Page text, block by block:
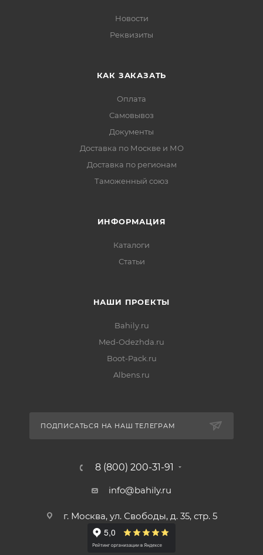
Новости
Реквизиты
КАК ЗАКАЗАТЬ
Оплата
Самовывоз
Документы
Доставка по Москве и МО
Доставка по регионам
Таможенный союз
ИНФОРМАЦИЯ
Каталоги
Статьи
НАШИ ПРОЕКТЫ
Bahily.ru
Med-Odezhda.ru
Boot-Pack.ru
Albens.ru
ПОДПИСАТЬСЯ НА НАШ ТЕЛЕГРАМ
8 (800) 200-31-91
info@bahily.ru
г. Москва, ул. Свободы, д. 35, стр. 5